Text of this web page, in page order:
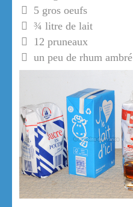
5 gros oeufs
¾ litre de lait
12 pruneaux
un peu de rhum ambré